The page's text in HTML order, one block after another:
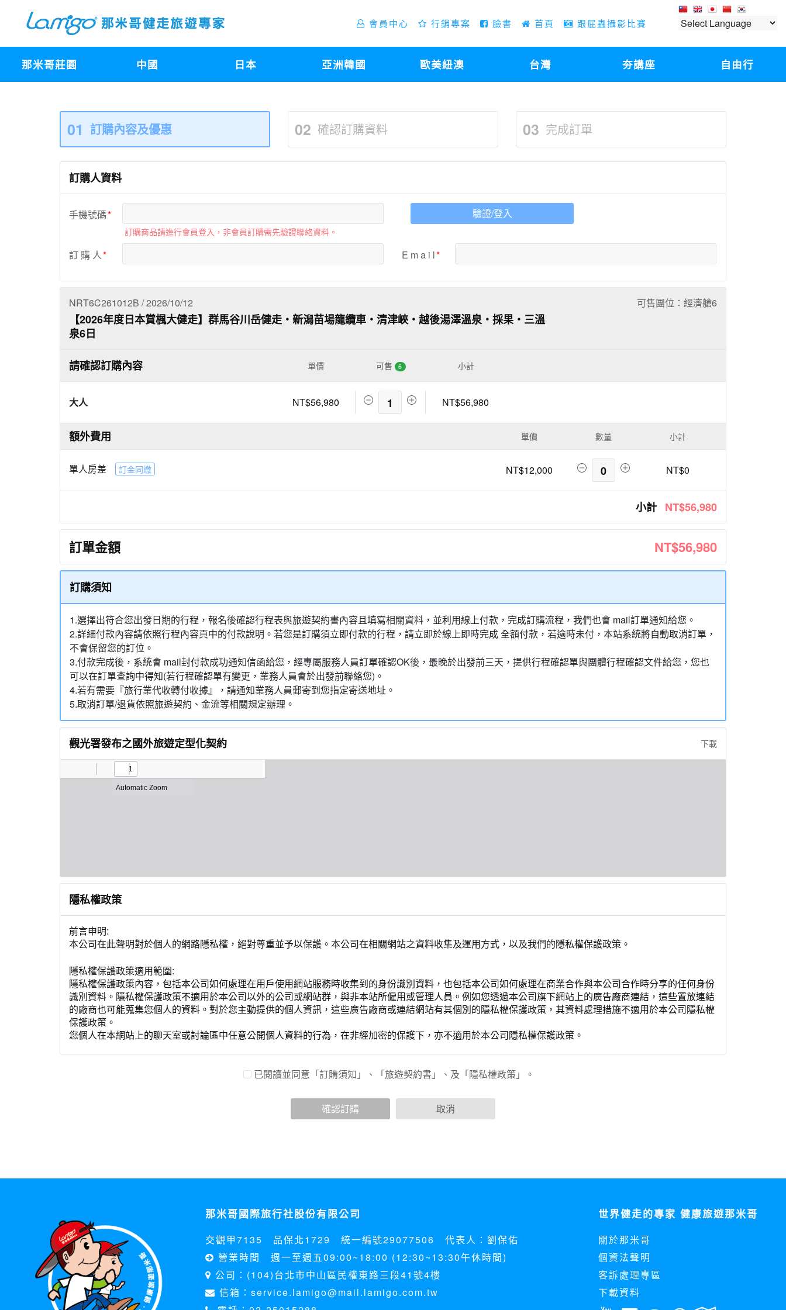
會員中心 行銷專案 臉書 首頁 跟屁蟲攝影比賽
那米哥莊園 中國 日本 亞洲韓國 歐美紐澳 台灣 夯講座 自由行
01 訂購內容及優惠 02 確認訂購資料 03 完成訂單
訂購人資料
手機號碼
訂購商品請進行會員登入，非會員訂購需先驗證聯絡資料。
驗證/登入
訂 購 人 E m a i l
NRT6C261012B / 2026/10/12 可售團位：經濟艙6
【2026年度日本賞楓大健走】群馬谷川岳健走‧新潟苗場龍纜車‧清津峽‧越後湯澤溫泉‧採果‧三溫
泉6日
請確認訂購內容 單價 可售 6 小計
大人 NT$56,980 1 NT$56,980
額外費用 單價 數量 小計
單人房差 訂金同繳 NT$12,000 0 NT$0
小計 NT$56,980
訂單金額 NT$56,980
訂購須知
1.選擇出符合您出發日期的行程，報名後確認行程表與旅遊契約書內容且填寫相關資料，並利用線上付款，完成訂購流程，我們也會 mail訂單通知給您。
2.詳細付款內容請依照行程內容頁中的付款說明。若您是訂購須立即付款的行程，請立即於線上即時完成 全額付款，若逾時未付，本站系統將自動取消訂單，
不會保留您的訂位。
3.付款完成後，系統會 mail封付款成功通知信函給您，經專屬服務人員訂單確認OK後，最晚於出發前三天，提供行程確認單與團體行程確認文件給您，您也
可以在訂單查詢中得知(若行程確認單有變更，業務人員會於出發前聯絡您)。
4.若有需要『旅行業代收轉付收據』，請通知業務人員郵寄到您指定寄送地址。
5.取消訂單/退貨依照旅遊契約、金流等相關規定辦理。
觀光署發布之國外旅遊定型化契約 下載
隱私權政策
前言申明:
本公司在此聲明對於個人的網路隱私權，絕對尊重並予以保護。本公司在相關網站之資料收集及運用方式，以及我們的隱私權保護政策。
隱私權保護政策適用範圍:
隱私權保護政策內容，包括本公司如何處理在用戶使用網站服務時收集到的身份識別資料，也包括本公司如何處理在商業合作與本公司合作時分享的任何身份
識別資料。隱私權保護政策不適用於本公司以外的公司或網站群，與非本站所僱用或管理人員。例如您透過本公司旗下網站上的廣告廠商連結，這些置放連結
的廠商也可能蒐集您個人的資料。對於您主動提供的個人資訊，這些廣告廠商或連結網站有其個別的隱私權保護政策，其資料處理措施不適用於本公司隱私權
保護政策。
您個人在本網站上的聊天室或討論區中任意公開個人資料的行為，在非經加密的保護下，亦不適用於本公司隱私權保護政策。
為了在本網站提供您最佳的互動性服務，可能會請您提供相關個人的資料，其範圍如下：
於一般瀏覽時，伺服器會自行記錄相關行徑，包括您使用連線設備的 IP 位址、使用時間、使用的瀏覽器、瀏覽及點選資料記錄等，做為我們增進網站服務的
當客戶在本網站註冊時，我們會取得您的姓名、電話、住址、身份證字號、電子郵件、出生日期、性別、行業等相關資料，當您註冊成功，並登入使用我們的
其他除了上述，會保留您在上網瀏覽或查詢時，伺服器自行產生的相關記錄，包括您使用連線設備的 IP 位址、使用時間、使用的瀏覽器、瀏覽及點選資料紀
錄等。本網站會對個別連線者的瀏覽器予以標示，歸納使用者瀏覽器在本網站內部所瀏覽的網頁，除非您願意告知您的個人資料，否則本網站不會也無法將此
項記錄和您對應。請您注意，在本網站網刊登廣告之廠商，或與連結本網站，也可能蒐集您個人的資料。對於您主動提供的個人資訊，這些廣告廠商、或連結
網站有其個別的私權保護政策，其資料處理措施不適用本網站隱私權保護政策，本公司不負任何連帶責任。
本網站將在事前或註冊登錄取得您的同意後，傳送商業性資料或電子郵件給您。本公司除了在該資料或電子郵件上註明是由本公司發送，也會在該資料或電子
郵件上提供您能隨時停止接收這些資料或電子郵件的方法及說明。
已閱讀並同意「訂購須知」、「旅遊契約書」、及「隱私權政策」。
確認訂購 取消
那米哥國際旅行社股份有限公司
交觀甲7135 品保北1729 統一編號29077506 代表人：劉保佑
營業時間 週一至週五09:00~18:00 (12:30~13:30午休時間)
公司：(104)台北市中山區民權東路三段41號4樓
信箱：service.lamigo@mail.lamigo.com.tw
世界健走的專家 健康旅遊那米哥
關於那米哥
個資法聲明
客訴處理專區
下載資料